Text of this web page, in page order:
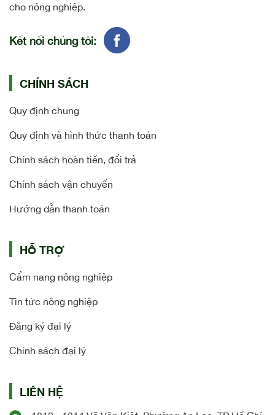
cho nông nghiệp.
Kết nối chúng tôi:
CHÍNH SÁCH
Quy định chung
Quy định và hình thức thanh toán
Chính sách hoàn tiền, đổi trả
Chính sách vận chuyển
Hướng dẫn thanh toán
HỖ TRỢ
Cẩm nang nông nghiệp
Tin tức nông nghiệp
Đăng ký đại lý
Chính sách đại lý
LIÊN HỆ